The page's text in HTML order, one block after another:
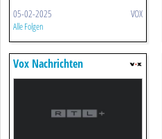
05-02-2025 VOX
Alle Folgen
Vox Nachrichten